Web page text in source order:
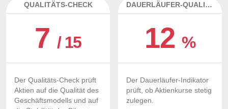
QUALITÄTS-CHECK
7/ 15
Der Qualitäts-Check prüft
Aktien auf die Qualität des
Geschäftsmodells und auf
DAUERLÄUFER-QUALITÄTEN
12%
Der Dauerläufer-Indikator
prüft, ob Aktienkurse stetig
zulegen.